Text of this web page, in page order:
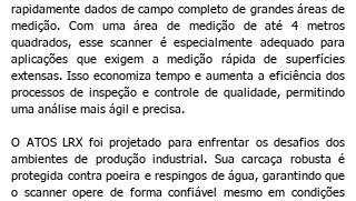
rapidamente dados de campo completo de grandes áreas de
medição. Com uma área de medição de até 4 metros
quadrados, esse scanner é especialmente adequado para
aplicações que exigem a medição rápida de superfícies
extensas. Isso economiza tempo e aumenta a eficiência dos
processos de inspeção e controle de qualidade, permitindo
uma análise mais ágil e precisa.
O ATOS LRX foi projetado para enfrentar os desafios dos
ambientes de produção industrial. Sua carcaça robusta é
protegida contra poeira e respingos de água, garantindo que
o scanner opere de forma confiável mesmo em condições